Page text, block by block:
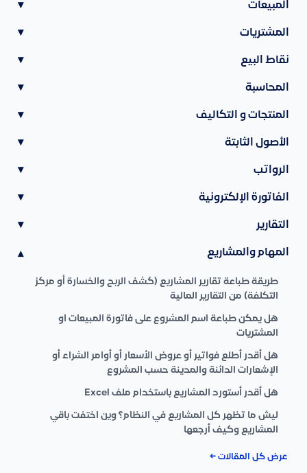
المبيعات ▾
المشتريات ▾
نقاط البيع ▾
المحاسبة ▾
المنتجات و التكاليف ▾
الأصول الثابتة ▾
الرواتب ▾
الفاتورة الإلكترونية ▾
التقارير ▾
المهام والمشاريع ▾
طريقة طباعة تقارير المشاريع (كشف الربح والخسارة أو مركز
التكلفة) من التقارير المالية
هل يمكن طباعة اسم المشروع على فاتورة المبيعات او
المشتريات
هل أقدر أطلع فواتير أو عروض الأسعار أو أوامر الشراء أو
الإشعارات الدائنة والمدينة حسب المشروع
هل أقدر أستورد المشاريع باستخدام ملف Excel
ليش ما تظهر كل المشاريع في النظام؟ وين اختفت باقي
المشاريع وكيف أرجعها
عرض كل المقالات ←